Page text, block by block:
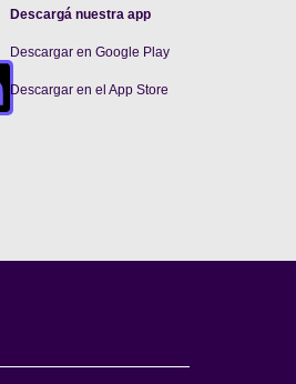
Descargá nuestra app
Descargar en Google Play
Descargar en el App Store